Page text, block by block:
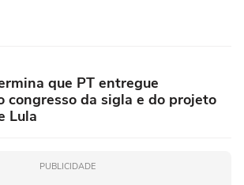
que PT entregue
congresso da sigla e do projeto
Lula
PUBLICIDADE